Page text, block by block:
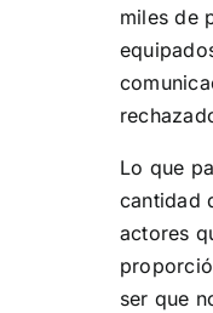
miles de
Lo que
cantidad
actores
ser que